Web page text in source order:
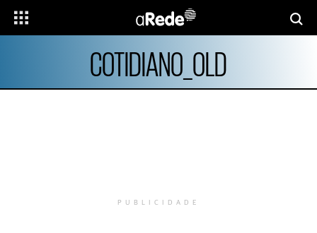
COTIDIANO_OLD
PUBLICIDADE